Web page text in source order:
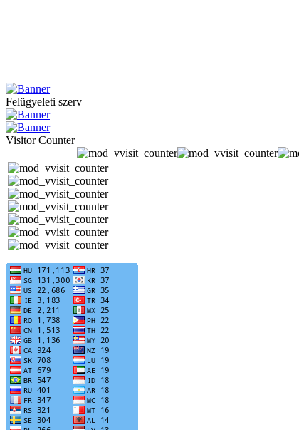
Felügyeleti szerv
Visitor Counter